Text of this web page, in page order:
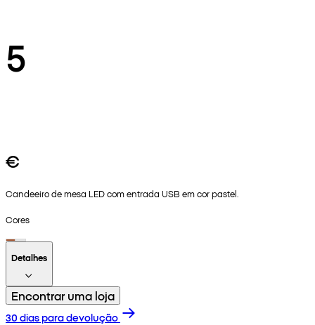
5
€
Candeeiro de mesa LED com entrada USB em cor pastel.
Cores
Detalhes
Encontrar uma loja
30 dias para devolução